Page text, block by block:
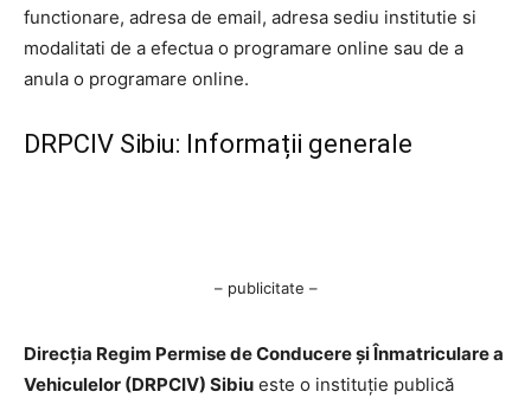
functionare, adresa de email, adresa sediu institutie si
modalitati de a efectua o programare online sau de a
anula o programare online.
DRPCIV Sibiu: Informații generale
– publicitate –
Direcția Regim Permise de Conducere și Înmatriculare a
Vehiculelor (DRPCIV) Sibiu este o instituție publică